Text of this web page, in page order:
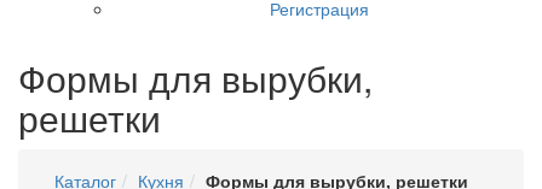
Регистрация
Формы для вырубки,
решетки
Каталог Кухня Формы для вырубки, решетки